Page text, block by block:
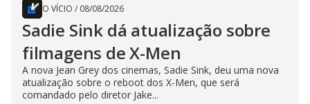
O VÍCIO / 08/08/2026
Sadie Sink dá atualização sobre
filmagens de X-Men
A nova Jean Grey dos cinemas, Sadie Sink, deu uma nova
atualização sobre o reboot dos X-Men, que será
comandado pelo diretor Jake...